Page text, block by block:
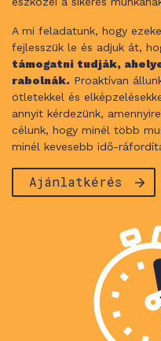
A mi feladatunk, hogy
fejlesszük le és adjuk át,
támogatni tudják,
rabolnák. Proaktívan
ötletekkel és
annyit kérdezünk,
célunk, hogy minél több
minél kevesebb idő-
Ajánlatkérés